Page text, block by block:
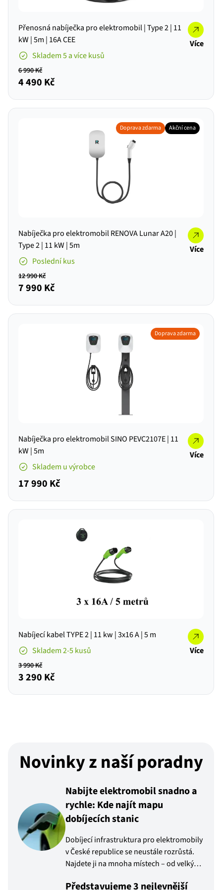
Přenosná nabíječka pro elektromobil | Type 2 | 11
kW | 5m | 16A CEE
Skladem 5 a více kusů
6 990 Kč
4 490 Kč
Více
Doprava zdarma Akční cena
Nabíječka pro elektromobil RENOVA Lunar A20 |
Type 2 | 11 kW | 5m
Poslední kus
12 990 Kč
7 990 Kč
Více
Doprava zdarma
Nabíječka pro elektromobil SINO PEVC2107E | 11
kW | 5m
Skladem u výrobce
17 990 Kč
Více
Nabíjecí kabel TYPE 2 | 11 kw | 3x16 A | 5 m
Skladem 2-5 kusů
3 990 Kč
3 290 Kč
Více
Novinky z naší poradny
Nabijte elektromobil snadno a
rychle: Kde najít mapu
dobíjecích stanic
Dobíjecí infrastruktura pro elektromobily
v České republice se neustále rozrůstá.
Najdete ji na mnoha místech – od velkých
možnost si elektroauto nabít? Nejčastější
Představujeme 3 nejlevnější